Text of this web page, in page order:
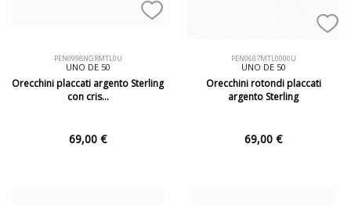
PEN0998NGRMTL0U
UNO DE 50
Orecchini placcati argento Sterling
con cris…
69,00 €
PEN0687MTL0000U
UNO DE 50
Orecchini rotondi placcati
argento Sterling
69,00 €